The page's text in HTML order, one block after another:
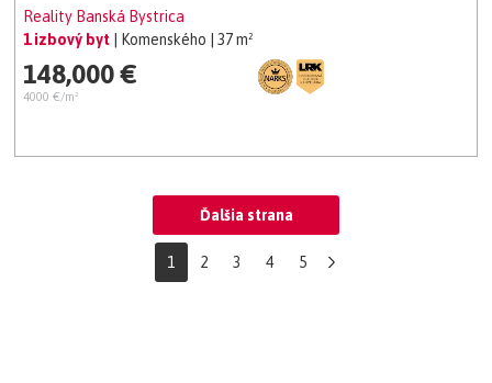
Reality Banská Bystrica
1 izbový byt
| Komenského | 37 m²
148,000 €
4000 €/m²
Ďalšia strana
1 2 3 4 5